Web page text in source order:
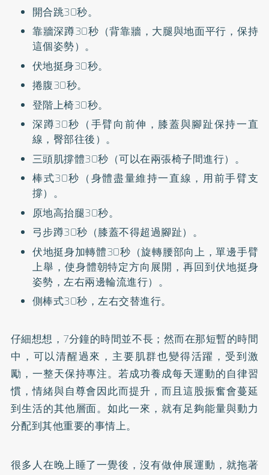
開合跳30秒。
靠牆深蹲30秒（背靠牆，大腿與地面平行，保持
這個姿勢）。
伏地挺身30秒。
捲腹30秒。
登階上椅30秒。
深蹲30秒（手臂向前伸，膝蓋與腳趾保持一直
線，臀部往後）。
三頭肌撐體30秒（可以在兩張椅子間進行）。
棒式30秒（身體盡量維持一直線，用前手臂支
撐）。
原地高抬腿30秒。
弓步蹲30秒（膝蓋不得超過腳趾）。
伏地挺身加轉體30秒（旋轉腰部向上，單邊手臂
上舉，使身體朝特定方向展開，再回到伏地挺身
姿勢，左右兩邊輪流進行）。
側棒式30秒，左右交替進行。
仔細想想，7分鐘的時間並不長；然而在那短暫的時間
中，可以清醒過來，主要肌群也變得活躍，受到激
勵，一整天保持專注。若成功養成每天運動的自律習
慣，情緒與自尊會因此而提升，而且這股振奮會蔓延
到生活的其他層面。如此一來，就有足夠能量與動力
分配到其他重要的事情上。
很多人在晚上睡了一覺後，沒有做伸展運動，就拖著